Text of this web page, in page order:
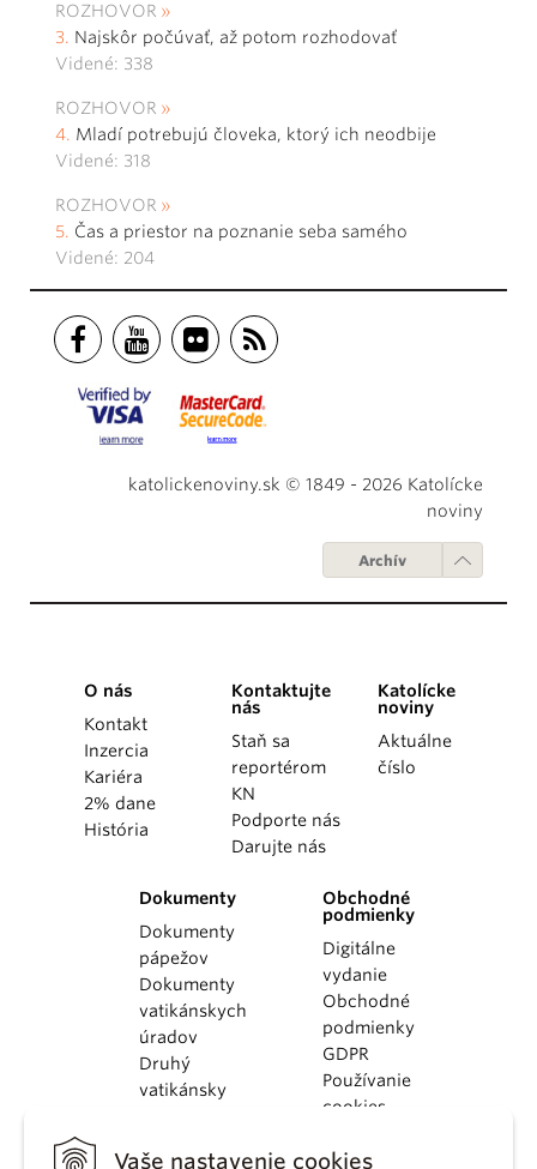
Vaše nastavenie cookies
ROZHOVOR
Najskôr počúvať, až potom rozhodovať
Videné: 338
ROZHOVOR
Mladí potrebujú človeka, ktorý ich neodbije
Videné: 318
ROZHOVOR
Čas a priestor na poznanie seba samého
Videné: 204
katolickenoviny.sk © 1849 - 2026 Katolícke
noviny
Archív
O nás
Kontakt
Inzercia
Kariéra
2% dane
História
Kontaktujte
nás
Staň sa
reportérom
KN
Podporte nás
Darujte nás
Katolícke
noviny
Aktuálne
číslo
Dokumenty
Dokumenty
pápežov
Dokumenty
vatikánskych
úradov
Druhý
vatikánsky
Obchodné
podmienky
Digitálne
vydanie
Obchodné
podmienky
GDPR
Používanie
cookies